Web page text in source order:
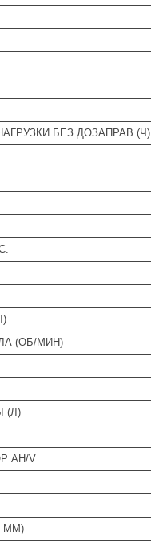
БЕЗ ДОЗАПРАВ (Ч)
(ОБ/МИН)
(Л)
AH/V
ММ)